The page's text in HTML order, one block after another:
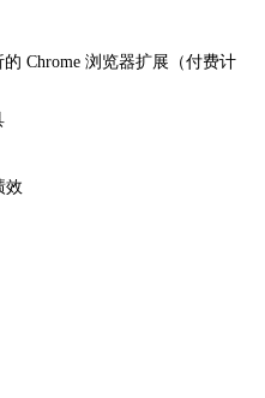
Chrome 浏览器扩展（付费计
效